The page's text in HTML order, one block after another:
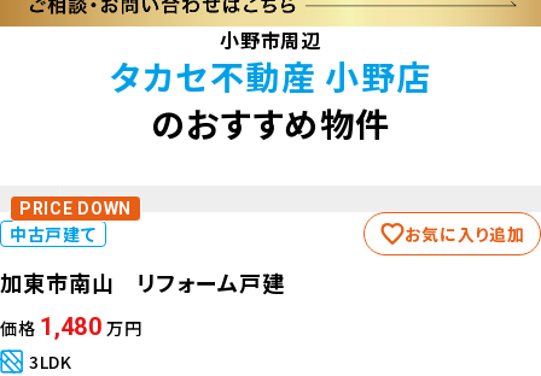
小野市周辺
タカセ不動産 小野店
のおすすめ物件
PRICE DOWN
中古戸建て お気に入り追加
加東市南山 リフォーム戸建
価格 1,480 万円
3LDK